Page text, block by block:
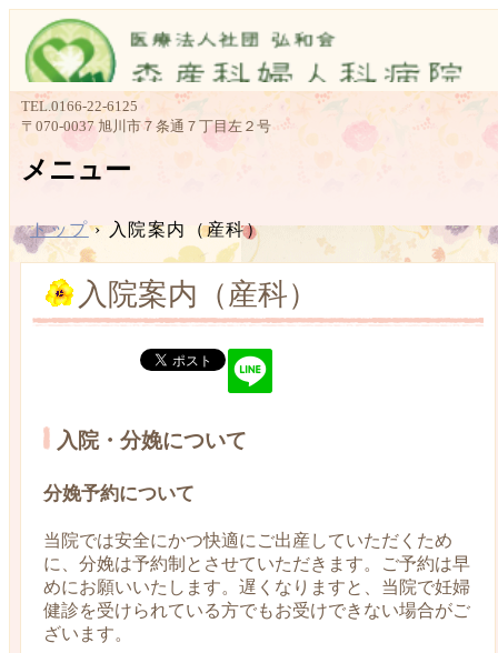
TEL.0166-22-6125
〒070-0037 旭川市７条通７丁目左２号
メニュー
ン
テ
ン
へ
トップ › 入院案内（産科）
入院案内（産科）
入院・分娩について
分娩予約について
当院では安全にかつ快適にご出産していただくため
に、分娩は予約制とさせていただきます。ご予約は早
めにお願いいたします。遅くなりますと、当院で妊婦
健診を受けられている方でもお受けできない場合がご
ざいます。